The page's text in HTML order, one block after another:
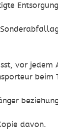
vor
davon.